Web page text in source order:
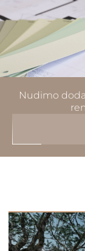
Nudimo